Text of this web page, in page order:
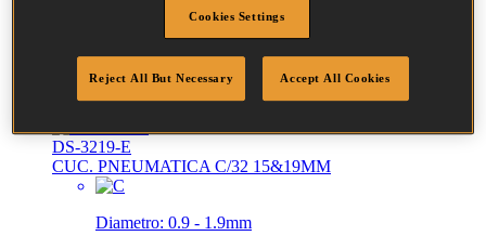
DS-3219-E
CUC. PNEUMATICA C/32 15&19MM
Diametro: 0.9 - 1.9mm
Cookies Settings
Reject All But Necessary Accept All Cookies